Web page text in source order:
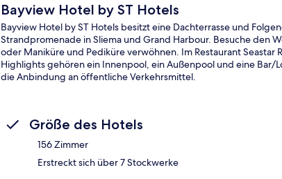
Bayview Hotel by ST Hotels
Bayview Hotel by ST Hotels besitzt eine Dachterrasse und
Strandpromenade in Sliema und Grand Harbour. Besuche den
oder Maniküre und Pediküre verwöhnen. Im Restaurant
Highlights gehören ein Innenpool, ein Außenpool und eine Bar/
die Anbindung an öffentliche Verkehrsmittel.
Größe des Hotels
156 Zimmer
Erstreckt sich über 7 Stockwerke